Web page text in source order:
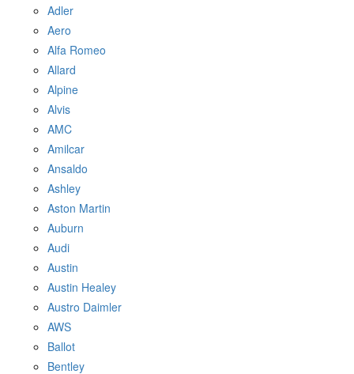
Adler
Aero
Alfa Romeo
Allard
Alpine
Alvis
AMC
Amilcar
Ansaldo
Ashley
Aston Martin
Auburn
Audi
Austin
Austin Healey
Austro Daimler
AWS
Ballot
Bentley